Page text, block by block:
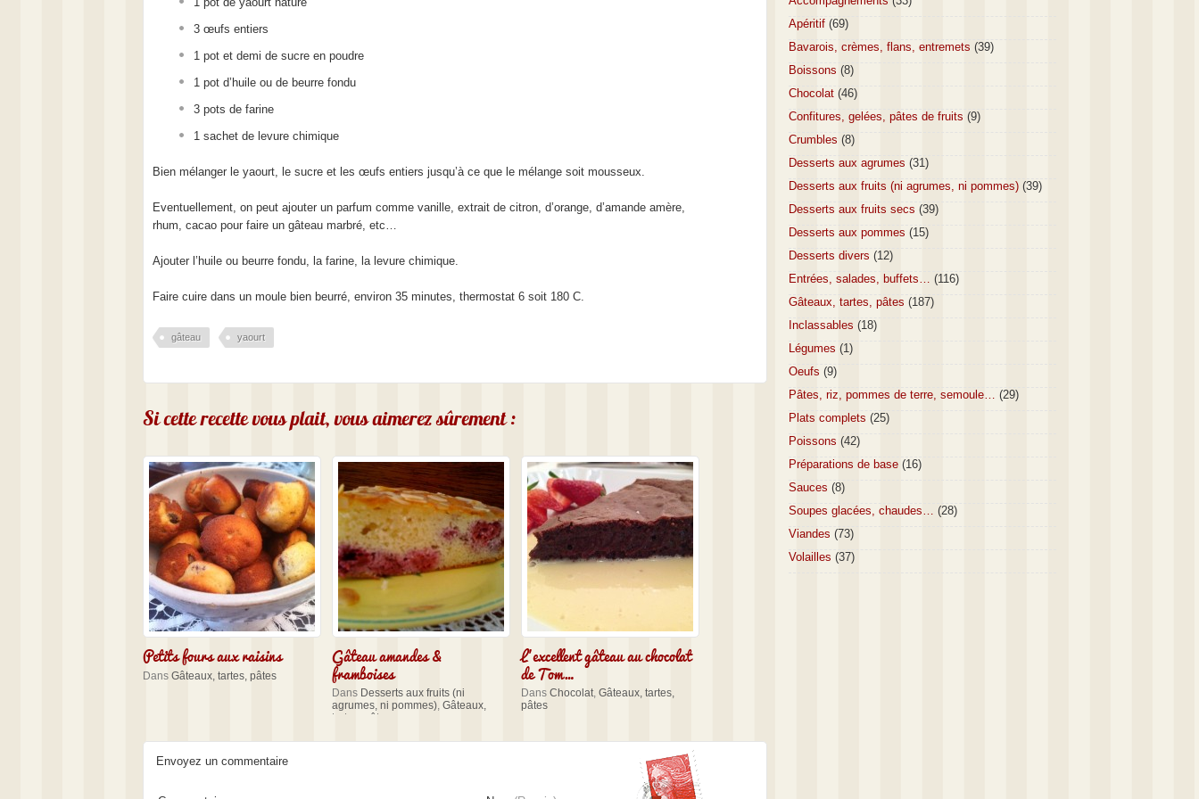
3 œufs entiers
1 pot et demi de sucre en poudre
1 pot d’huile ou de beurre fondu
3 pots de farine
1 sachet de levure chimique
Bien mélanger le yaourt, le sucre et les œufs entiers jusqu’à ce que le mélange soit mousseux.
Eventuellement, on peut ajouter un parfum comme vanille, extrait de citron, d’orange, d’amande amère,
rhum, cacao pour faire un gâteau marbré, etc…
Ajouter l’huile ou beurre fondu, la farine, la levure chimique.
Faire cuire dans un moule bien beurré, environ 35 minutes, thermostat 6 soit 180 C.
gâteau yaourt
Si cette recette vous plait, vous aimerez sûrement :
Petits fours aux raisins
Dans Gâteaux, tartes, pâtes
Gâteau amandes &
framboises
Dans Desserts aux fruits (ni
agrumes, ni pommes), Gâteaux,
tartes, pâtes
L’excellent gâteau au chocolat
de Tom…
Dans Chocolat, Gâteaux, tartes,
pâtes
Envoyez un commentaire
Apéritif (69)
Bavarois, crèmes, flans, entremets (39)
Boissons (8)
Chocolat (46)
Confitures, gelées, pâtes de fruits (9)
Crumbles (8)
Desserts aux agrumes (31)
Desserts aux fruits (ni agrumes, ni pommes) (39)
Desserts aux fruits secs (39)
Desserts aux pommes (15)
Desserts divers (12)
Entrées, salades, buffets… (116)
Gâteaux, tartes, pâtes (187)
Inclassables (18)
Légumes (1)
Oeufs (9)
Pâtes, riz, pommes de terre, semoule… (29)
Plats complets (25)
Poissons (42)
Préparations de base (16)
Sauces (8)
Soupes glacées, chaudes… (28)
Viandes (73)
Volailles (37)